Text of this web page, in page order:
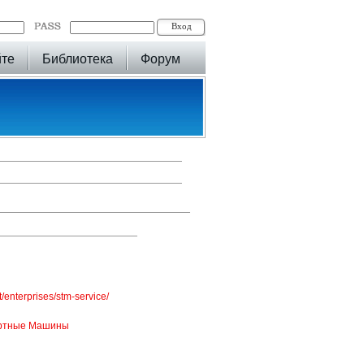
Библиотека Форум
enterprises/stm-service/
Машины